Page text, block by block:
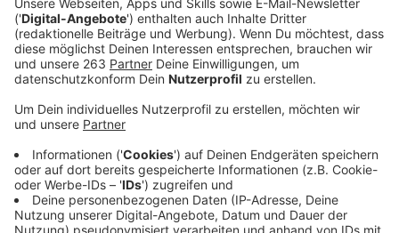
erläutert worden. Der „Schwarze Weg“ war durch den
Bau der HTS abgeschnitten worden. Jetzt gibt es
Pläne, zwischen Eichen und Kreuztal einen neuen,
mindestens drei Meter breiten, durchgängig
Anzeige
Flott vorankommen auf asphaltiertem
Radweg